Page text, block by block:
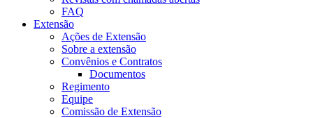
FAQ
Extensão
Ações de Extensão
Sobre a extensão
Convênios e Contratos
Documentos
Regimento
Equipe
Comissão de Extensão